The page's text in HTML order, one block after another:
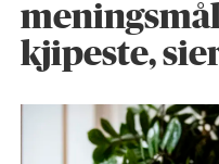
kjipeste,